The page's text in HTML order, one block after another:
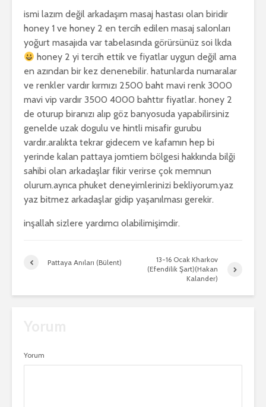
ismi lazım değil arkadaşım masaj hastası olan biridir
honey 1 ve honey 2 en tercih edilen masaj salonları
yoğurt masajıda var tabelasında görürsünüz soi lkda
honey 2 yi tercih ettik ve fiyatlar uygun değil ama
en azından bir kez denenebilir. hatunlarda numaralar
ve renkler vardır kırmızı 2500 baht mavi renk 3000
mavi vip vardır 3500 4000 bahttır fiyatlar. honey 2
de oturup biranızı alıp göz banyosuda yapabilirsiniz
genelde uzak dogulu ve hintli misafir gurubu
vardır.aralıkta tekrar gidecem ve kafamın hep bi
yerinde kalan pattaya jomtiem bölgesi hakkında bilği
sahibi olan arkadaşlar fikir verirse çok memnun
olurum.ayrıca phuket deneyimlerinizi bekliyorum.yaz
yaz bitmez arkadaşlar gidip yaşanılması gerekir.
inşallah sizlere yardımcı olabilimişimdir.
Pattaya Anıları (Bülent)
13-16 Ocak Kharkov
(Efendilik Şart)(Hakan
Kalander)
Yorum